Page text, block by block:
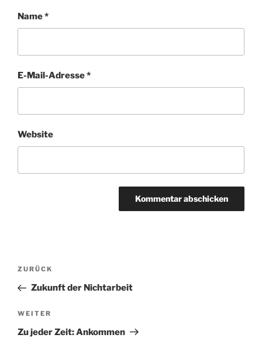
Name*
E-Mail-Adresse*
Website
Beitragsnavigation
Vorheriger
Beitrag
ZURÜCK
Zukunft der Nichtarbeit
Nächster
Beitrag
WEITER
Zu jeder Zeit: Ankommen